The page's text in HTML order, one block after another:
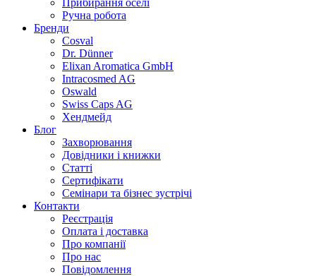
Прибирання оселі
Ручна робота
Бренди
Cosval
Dr. Dünner
Elixan Aromatica GmbH
Intracosmed AG
Oswald
Swiss Caps AG
Хендмейд
Блог
Захворювання
Довідники і книжки
Статті
Сертифікати
Семінари та бізнес зустрічі
Контакти
Реєстрація
Оплата і доставка
Про компанії
Про нас
Повідомлення